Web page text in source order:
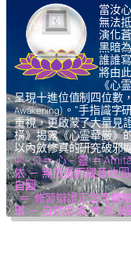
當汝
無法
演化
黑暗
誰誰
將由
《心
呈現十進位值制四位數
Awakening) 。“手指識字
重視，更啟蒙了大量見
橫》揭露《心霊華厳》
以內斂修真的研究破邪
Ψ – Ω ＝ 心 – 靈 ＝
依 ─ 無限量而觀音收圓
自圓
＝ 修習辯證正念而體
環 ─ 自然如復,坤,乾,逅